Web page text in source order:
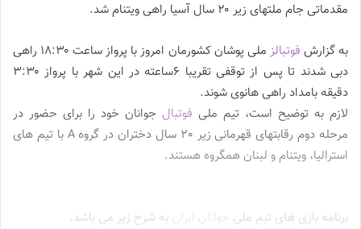
مقدماتی جام ملتهای زیر ۲۰ سال آسیا راهی ویتنام شد.
به گزارش فوتبالز
ملی پوشان کشورمان امروز با پرواز ساعت ۱۸:۳۰ راهی
دبی شدند تا پس از توقفی تقریبا ۶ساعته در این شهر با پرواز ۳:۳۰
دقیقه بامداد راهی هانوی شوند.
لازم به توضیح است، تیم ملی فوتبال جوانان خود را برای حضور در
مرحله دوم رقابتهای قهرمانی زیر 20 سال دختران در گروه A با تیم های
استرالیا، ویتنام و لبنان همگروه هستند.
برنامه بازی های تیم ملی جوانان ایران به شرح زیر می باشد.